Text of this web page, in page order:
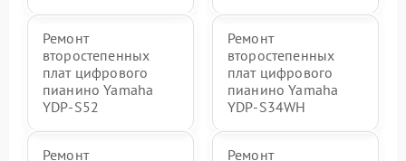
Ремонт
второстепенных
плат цифрового
пианино Yamaha
YDP-S52
Ремонт
второстепенных
плат цифрового
пианино Yamaha
YDP-S34WH
Ремонт
Ремонт